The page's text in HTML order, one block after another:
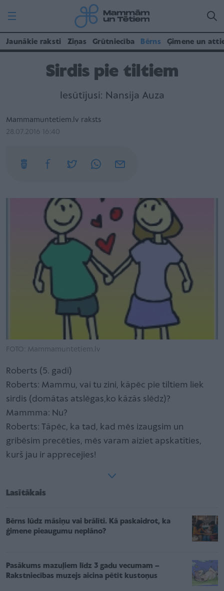
Jaunākie raksti Ziņas Grūtniecība Bērns Ģimene un
Sirdis pie tiltiem
Iesūtījusi: Nansija Auza
Mammamuntetiem.lv raksts
28.07.2016 16:40
FOTO: Mammamuntetiem.lv
Roberts (5. gadi)
Roberts: Mammu, vai tu zini, kāpēc pie tiltiem liek
sirdis (domātas atslēgas,ko kāzās slēdz)?
Mammma: Nu?
Roberts: Tāpēc, ka tad, kad mēs izaugsim un
gribēsim precēties, mēs varam aiziet apskatīties,
kurš jau ir apprecejies!
Lasītākais
Bērns lūdz māsiņu vai brālīti. Kā paskaidrot, ka
ģimene pieaugumu neplāno?
Pasākums mazuļiem līdz 3 gadu vecumam –
Rakstniecības muzejs aicina pētīt kustoņus